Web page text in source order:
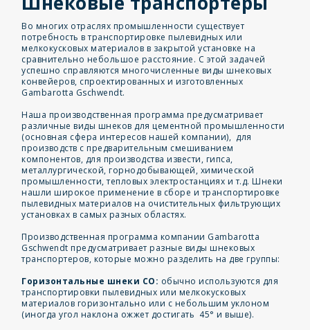
Во многих отраслях промышленности существует
потребность в транспортировке пылевидных или
мелкокусковых материалов в закрытой установке на
сравнительно небольшое расстояние. С этой задачей
успешно справляются многочисленные виды шнековых
конвейеров, спроектированных и изготовленных
Gambarotta Gschwendt.
Наша производственная программа предусматривает
различные виды шнеков для цементной промышленности
(основная сфера интересов нашей компании), для
производств с предварительным смешиванием
компонентов, для производства извести, гипса,
металлургической, горнодобывающей, химической
промышленности, тепловых электростанциях и т.д. Шнеки
нашли широкое применение в сборе и транспортировке
пылевидных материалов на очистительных фильтрующих
установках в самых разных областях.
Производственная программа компании Gambarotta
Gschwendt предусматривает разные виды шнековых
транспортеров, которые можно разделить на две группы:
Горизонтальные шнеки CO: обычно используются для
транспортировки пылевидных или мелкокусковых
материалов горизонтально или с небольшим уклоном
(иногда угол наклона ожжет достигать 45° и выше).